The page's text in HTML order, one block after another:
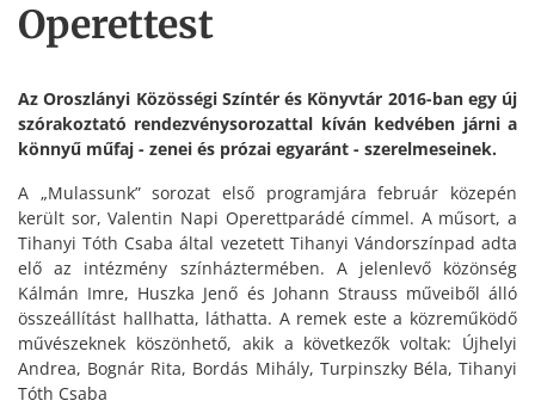
Operettest
Az Oroszlányi Közösségi Színtér és Könyvtár 2016-ban egy új
szórakoztató rendezvénysorozattal kíván kedvében járni a
könnyű műfaj - zenei és prózai egyaránt - szerelmeseinek.
A „Mulassunk” sorozat első programjára február közepén
került sor, Valentin Napi Operettparádé címmel. A műsort, a
Tihanyi Tóth Csaba által vezetett Tihanyi Vándorszínpad adta
elő az intézmény színháztermében. A jelenlevő közönség
Kálmán Imre, Huszka Jenő és Johann Strauss műveiből álló
összeállítást hallhatta, láthatta. A remek este a közreműködő
művészeknek köszönhető, akik a következők voltak: Újhelyi
Andrea, Bognár Rita, Bordás Mihály, Turpinszky Béla, Tihanyi
Tóth Csaba